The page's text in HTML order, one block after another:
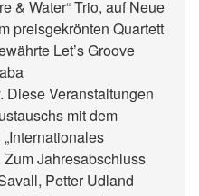
& Water“ Trio, auf Neue
preisgekrönten Quartett
Let’s Groove
Diese Veranstaltungen
mit dem
Jahresabschluss
Petter Udland